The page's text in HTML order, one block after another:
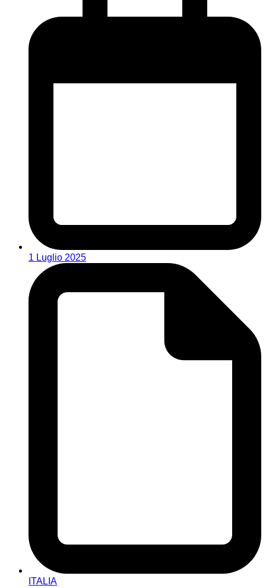
1 Luglio 2025
ITALIA